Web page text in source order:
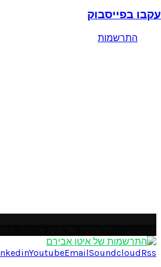
עקבו בפייסבוק
התרשמות
YoutubeEmailSoundcloudRss